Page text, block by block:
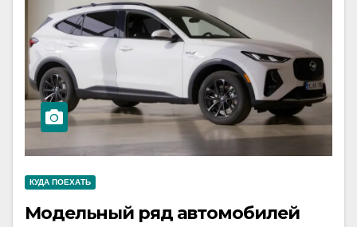
КУДА ПОЕХАТЬ
Модельный ряд автомобилей